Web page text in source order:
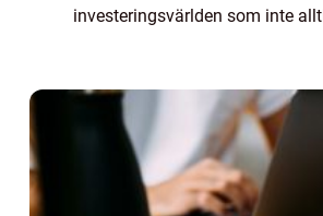
investeringsvärlden som inte
kommer vi a...